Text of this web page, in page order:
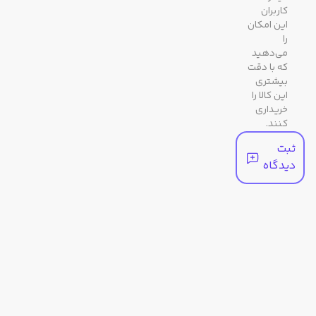
مشخصات ظاهری
رنگ
بدنه
نقره ای
رنگ
صفحه
مشکی / دودی تیره
رنگ
قاب
نقره‌ای
کاربران
این امکان
را
می‌دهید
که با دقت
بیشتری
این کالا را
خریداری
کنند.
ثبت
دیدگاه